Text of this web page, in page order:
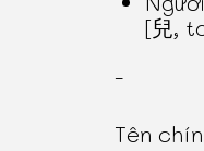
[兒,
-
Tên